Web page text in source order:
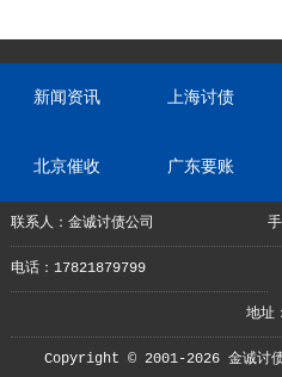
新闻资讯 上海讨债
北京催收 广东要账
联系人：金诚讨债公司
电话：17821879799
地址：
Copyright © 2001-2026 金诚